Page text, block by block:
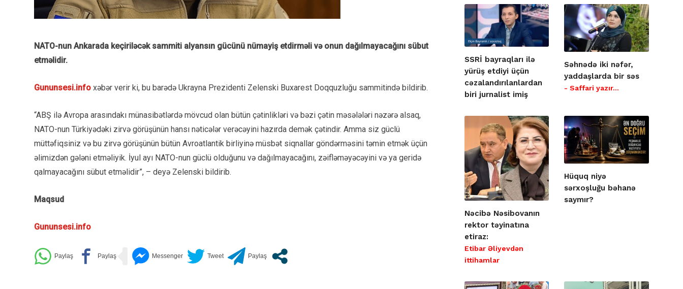
NATO-nun Ankarada keçiriləcək sammiti alyansın gücünü nümayiş etdirməli və onun dağılmayacağını sübut
etməlidir.
Gununsesi.info xəbər verir ki, bu barədə Ukrayna Prezidenti Zelenski Buxarest Doqquzluğu sammitində bildirib.
“ABŞ ilə Avropa arasındakı münasibətlərdə mövcud olan bütün çətinlikləri və bəzi çətin məsələləri nəzərə alsaq,
NATO-nun Türkiyədəki zirvə görüşünün hansı nəticələr verəcəyini hazırda demək çətindir. Amma siz güclü
müttəfiqsiniz və bu zirvə görüşünün bütün Avroatlantik birliyinə müsbət siqnallar göndərməsini təmin etmək üçün
əlimizdən gələni etməliyik. İyul ayı NATO-nun güclü olduğunu və dağılmayacağını, zəifləməyəcəyini və ya geridə
qalmayacağını sübut etməlidir”, – deyə Zelenski bildirib.
Maqsud
Gununsesi.info
SSRİ bayraqları ilə
yürüş etdiyi üçün
cəzalandırılanlardan
biri jurnalist imiş
Səhnədə iki nəfər,
yaddaşlarda bir səs
- Saffari yazır…
Nəcibə Nəsibovanın
rektor təyinatına
etiraz:
Etibar Əliyevdən
ittihamlar
Hüquq niyə
sərxoşluğu bəhanə
saymır?